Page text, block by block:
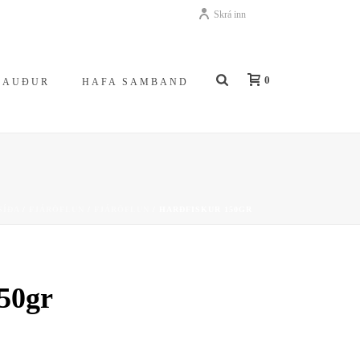
Skrá inn
HAFA SAMBAND 0